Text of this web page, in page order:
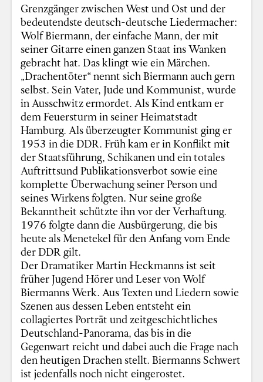
Grenzgänger zwischen West und Ost und der
bedeutendste deutsch-deutsche Liedermacher:
Wolf Biermann, der einfache Mann, der mit
seiner Gitarre einen ganzen Staat ins Wanken
gebracht hat. Das klingt wie ein Märchen.
„Drachentöter“ nennt sich Biermann auch gern
selbst. Sein Vater, Jude und Kommunist, wurde
in Ausschwitz ermordet. Als Kind entkam er
dem Feuersturm in seiner Heimatstadt
Hamburg. Als überzeugter Kommunist ging er
1953 in die DDR. Früh kam er in Konflikt mit
der Staatsführung, Schikanen und ein totales
Auftrittsund Publikationsverbot sowie eine
komplette Überwachung seiner Person und
seines Wirkens folgten. Nur seine große
Bekanntheit schützte ihn vor der Verhaftung.
1976 folgte dann die Ausbürgerung, die bis
heute als Menetekel für den Anfang vom Ende
der DDR gilt.
Der Dramatiker Martin Heckmanns ist seit
früher Jugend Hörer und Leser von Wolf
Biermanns Werk. Aus Texten und Liedern sowie
Szenen aus dessen Leben entsteht ein
collagiertes Porträt und zeitgeschichtliches
Deutschland-Panorama, das bis in die
Gegenwart reicht und dabei auch die Frage nach
den heutigen Drachen stellt. Biermanns Schwert
ist jedenfalls noch nicht eingerostet.